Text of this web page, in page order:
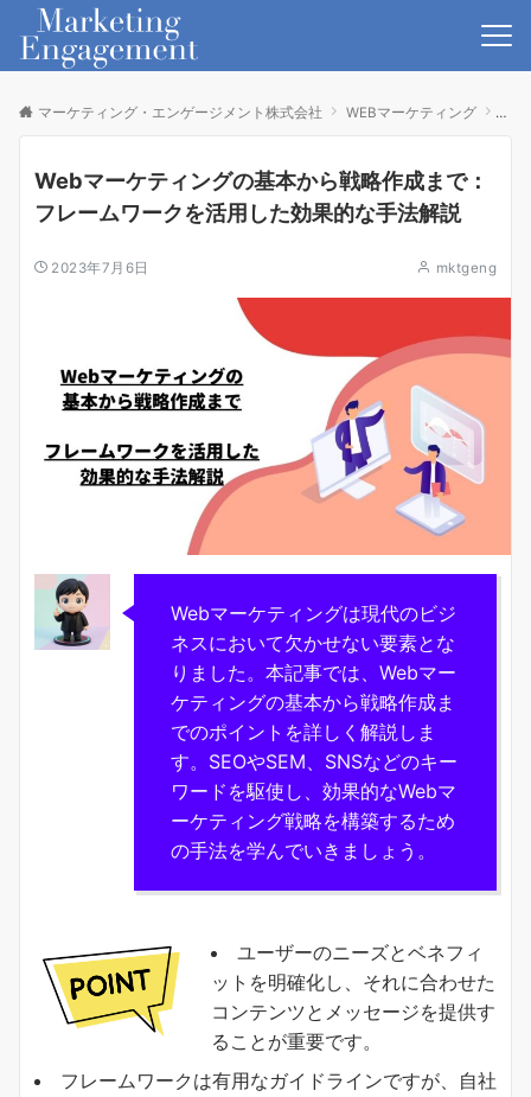
マーケティング・エンゲージメント株式会社 WEBマーケティング
Webマーケティングの基本から戦略作成まで：
フレームワークを活用した効果的な手法解説
2023年7月6日 mktgeng
Webマーケティングは現代のビジ
ネスにおいて欠かせない要素とな
りました。本記事では、Webマー
ケティングの基本から戦略作成ま
でのポイントを詳しく解説しま
す。SEOやSEM、SNSなどのキー
ワードを駆使し、効果的なWebマ
ーケティング戦略を構築するため
の手法を学んでいきましょう。
ユーザーのニーズとベネフィ
ットを明確化し、それに合わせた
コンテンツとメッセージを提供す
ることが重要です。
フレームワークは有用なガイドラインですが、自社